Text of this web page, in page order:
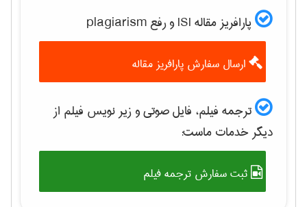
پارافریز مقاله ISI و رفع plagiarism
ارسال سفارش پارافریز مقاله
ترجمه فیلم، فایل صوتی و زیر نویس فیلم از
دیگر خدمات ماست:
ثبت سفارش ترجمه فیلم